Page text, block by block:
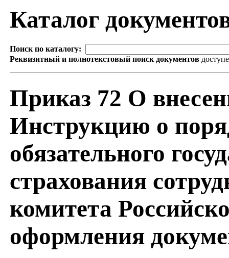
Каталог
Поиск по каталогу:
Реквизитный и полнотекстовый поиск документов
Приказ 72 О
Инструкцию о
обязательного
страхования
комитета
оформления